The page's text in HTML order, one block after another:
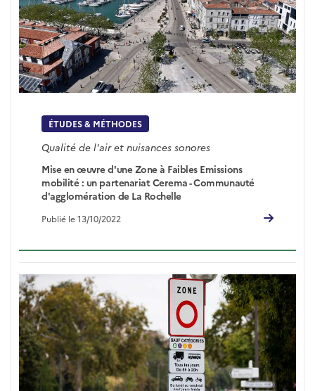
ÉTUDES & MÉTHODES
Qualité de l'air et nuisances sonores
Mise en œuvre d'une Zone à Faibles Emissions
mobilité : un partenariat Cerema - Communauté
d'agglomération de La Rochelle
Publié le 13/10/2022